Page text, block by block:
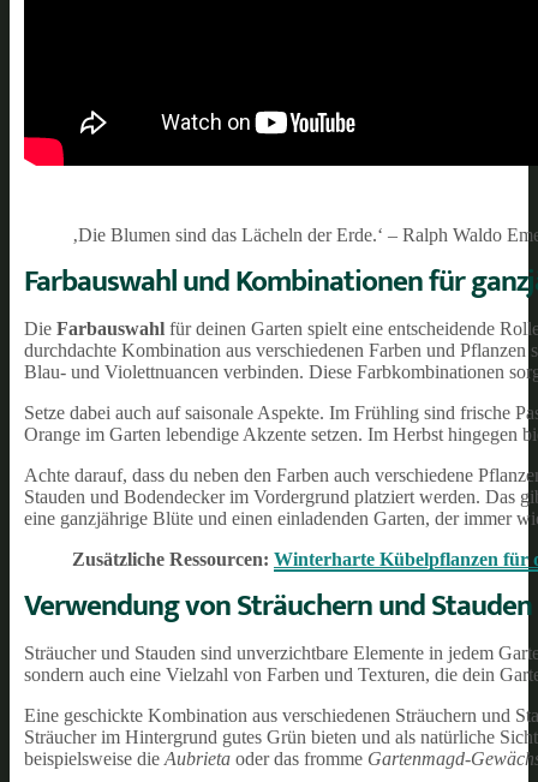
‚Die Blumen sind das Lächeln der Erde.‘ – Ralph Waldo
Farbauswahl und Kombinationen für
Die Farbauswahl für deinen Garten spielt eine entscheidende
durchdachte Kombination aus verschiedenen Farben und
Blau- und Violettnuancen verbinden. Diese Farbkombinationen
Setze dabei auch auf saisonale Aspekte. Im Frühling sind frische
Orange im Garten lebendige Akzente setzen. Im Herbst hingegen
Achte darauf, dass du neben den Farben auch verschiedene
Stauden und Bodendecker im Vordergrund platziert werden. Das
eine ganzjährige Blüte und einen einladenden Garten, der immer
Zusätzliche Ressourcen: Winterharte Kübelpflanzen für
Verwendung von Sträuchern und Stauden
Sträucher und Stauden sind unverzichtbare Elemente in jedem
sondern auch eine Vielzahl von Farben und Texturen, die dein
Eine geschickte Kombination aus verschiedenen Sträuchern und
Sträucher im Hintergrund gutes Grün bieten und als natürliche
beispielsweise die Aubrieta oder das fromme Gartenmagd-